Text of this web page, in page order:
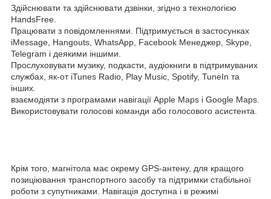
Здійснювати та здійснювати дзвінки, згідно з технологією
HandsFree.
Працювати з повідомленнями. Підтримується в застосунках
iMessage, Hangouts, WhatsApp, Facebook Менеджер, Skype,
Telegram і деякими іншими.
Прослуховувати музику, подкасти, аудіокниги в підтримуваних
службах, як-от iTunes Radio, Play Music, Spotify, TuneIn та
інших.
взаємодіяти з програмами навігації Apple Maps і Google Maps.
Використовувати голосові команди або голосового асистента.
Крім того, магнітола має окрему GPS-антену, для кращого
позиціювання транспортного засобу та підтримки стабільної
роботи з супутниками. Навігація доступна і в режимі